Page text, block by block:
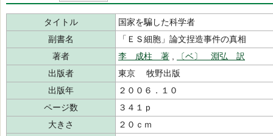
タイトル
国家を騙した科学者
副書名
「ＥＳ細胞」論文捏造事件の真相
著者
李 成柱 著
〔ベ〕 淵弘 訳
出版者
東京 牧野出版
出版年
２００６．１０
ページ数
３４１ｐ
大きさ
２０ｃｍ